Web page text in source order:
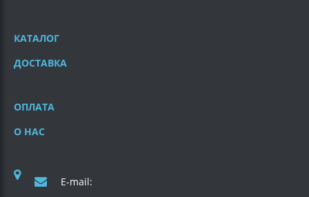
КАТАЛОГ
ДОСТАВКА
ОПЛАТА
О НАС
E-mail: